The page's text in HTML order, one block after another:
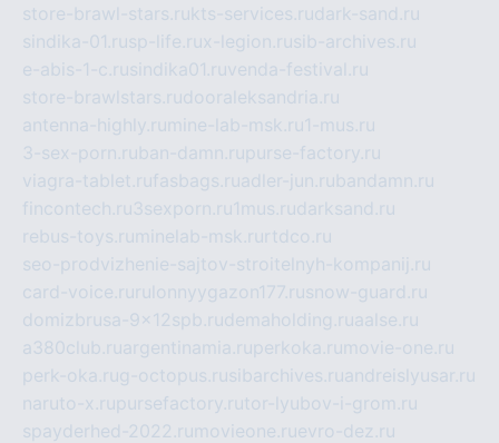
store-brawl-stars.rukts-services.rudark-sand.ru
sindika-01.rusp-life.rux-legion.rusib-archives.ru
e-abis-1-c.rusindika01.ruvenda-festival.ru
store-brawlstars.rudooraleksandria.ru
antenna-highly.ru mine-lab-msk.ru1-mus.ru
3-sex-porn.ruban-damn.rupurse-factory.ru
viagra-tablet.rufasbags.ruadler-jun.rubandamn.ru
fincontech.ru3sexporn.ru1mus.rudarksand.ru
rebus-toys.ru minelab-msk.ru rtdco.ru
seo-prodvizhenie-sajtov-stroitelnyh-kompanij.ru
card-voice.ru rulonnyygazon177.rusnow-guard.ru
domizbrusa-9x12spb.rudemaholding.ruaalse.ru
a380club.ruargentinamia.ruperkoka.ru movie-one.ru
perk-oka.rug-octopus.rusibarchives.ruandreislyusar.ru
naruto-x.rupursefactory.rutor-lyubov-i-grom.ru
spayderhed-2022.ru movieone.ruevro-dez.ru